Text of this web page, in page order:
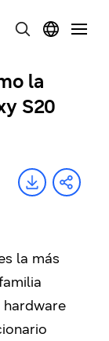
la
S20
la más
hardware